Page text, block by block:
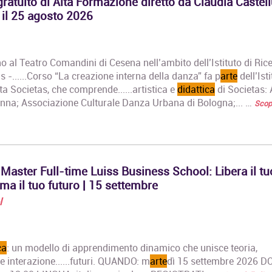
25 agosto 2026
al Teatro Comandini di Cesena nell’ambito dell’Istituto di
-......Corso “La creazione interna della danza” fa parte
Societas, che comprende......artistica edidattica di Societas:
Associazione Culturale Danza Urbana di Bologna;... …
Master Full-time Luiss Business School: Libera il
il tuo futuro | 15 settembre
: un modello di apprendimento dinamico che unisce teoria,
interazione......futuri. QUANDO: martedì 15 settembre 2026
Attestato di
partecipazione
Teatro antico in scena.
Medea tra mito e scena:
la tragedia di Euripide.
Open badge digitale e
partecipazione
rilasciato da Università
Il Corso intende fornire
ai partecipanti una
conoscenza
corso si
Corso
Design
Diploma